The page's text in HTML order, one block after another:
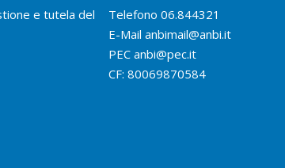
e tutela del
Telefono 06.844321
E-Mail anbimail@anbi.it
PEC anbi@pec.it
CF: 80069870584